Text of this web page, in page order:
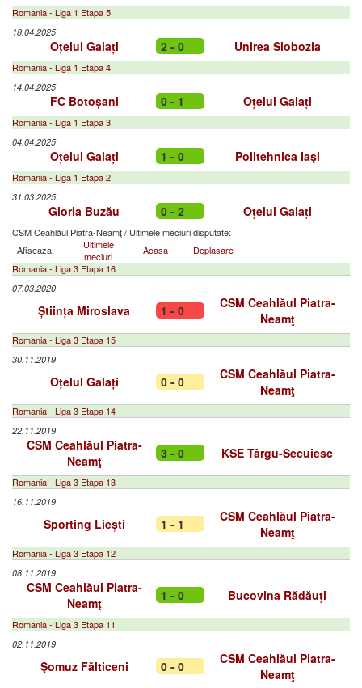
Romania - Liga 1 Etapa 5
18.04.2025
Oțelul Galați 2 - 0 Unirea Slobozia
Romania - Liga 1 Etapa 4
14.04.2025
FC Botoșani 0 - 1 Oțelul Galați
Romania - Liga 1 Etapa 3
04.04.2025
Oțelul Galați 1 - 0 Politehnica Iaşi
Romania - Liga 1 Etapa 2
31.03.2025
Gloria Buzău 0 - 2 Oțelul Galați
CSM Ceahlăul Piatra-Neamţ/ Ultimele meciuri disputate:
Afiseaza:
Ultimele
meciuri
Acasa
Deplasare
Romania - Liga 3 Etapa 16
07.03.2020
Știința Miroslava 1 - 0
CSM Ceahlăul Piatra-
Neamţ
Romania - Liga 3 Etapa 15
30.11.2019
Oțelul Galați 0 - 0
CSM Ceahlăul Piatra-
Neamţ
Romania - Liga 3 Etapa 14
22.11.2019
CSM Ceahlăul Piatra-
Neamţ
3 - 0 KSE Târgu-Secuiesc
Romania - Liga 3 Etapa 13
16.11.2019
Sporting Liești 1 - 1
CSM Ceahlăul Piatra-
Neamţ
Romania - Liga 3 Etapa 12
08.11.2019
CSM Ceahlăul Piatra-
Neamţ
1 - 0 Bucovina Rădăuți
Romania - Liga 3 Etapa 11
02.11.2019
Şomuz Fălticeni 0 - 0
CSM Ceahlăul Piatra-
Neamţ